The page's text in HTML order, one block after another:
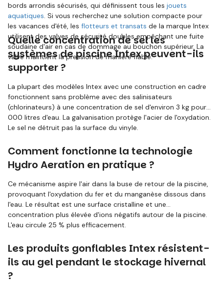
bords arrondis sécurisés, qui définissent tous les jouets
aquatiques. Si vous recherchez une solution compacte pour
les vacances d'été, les flotteurs et transats de la marque Intex
utilisent des valves de sécurité doubles empêchant une fuite
soudaine d'air en cas de dommage au bouchon supérieur. La
valve maintient la pression de manière fiable.
Quelle concentration de sel les
systèmes de piscine Intex peuvent-ils
supporter ?
La plupart des modèles Intex avec une construction en cadre
fonctionnent sans problème avec des salinisateurs
(chlorinateurs) à une concentration de sel d'environ 3 kg pour 1
000 litres d'eau. La galvanisation protège l'acier de l'oxydation.
Le sel ne détruit pas la surface du vinyle.
Comment fonctionne la technologie
Hydro Aeration en pratique ?
Ce mécanisme aspire l'air dans la buse de retour de la piscine,
provoquant l'oxydation du fer et du manganèse dissous dans
l'eau. Le résultat est une surface cristalline et une
concentration plus élevée d'ions négatifs autour de la piscine.
L'eau circule 25 % plus efficacement.
Les produits gonflables Intex résistent-
ils au gel pendant le stockage hivernal
?